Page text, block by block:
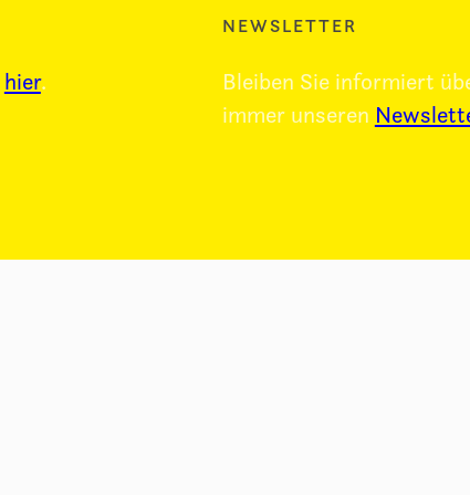
hier.
NEWSLETTER
Bleiben Sie informiert
immer unseren